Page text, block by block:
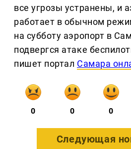
все угрозы устранены, и
работает в обычном
на субботу аэропорт в
подвергся атаке
пишет портал Самара
0 0 0
Следующая